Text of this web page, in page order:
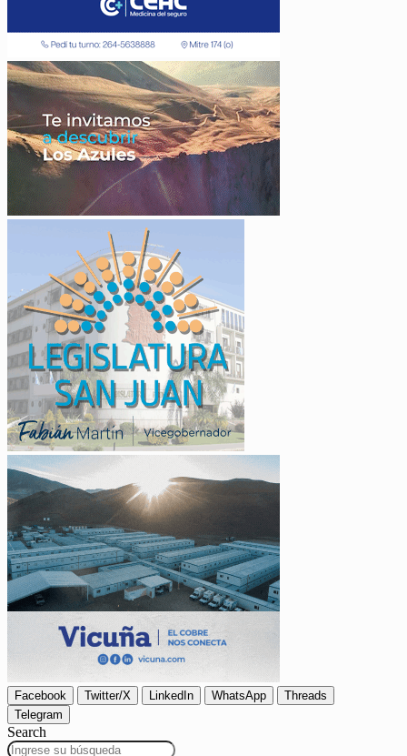
Facebook Twitter/X LinkedIn WhatsApp
Threads
Telegram
Search